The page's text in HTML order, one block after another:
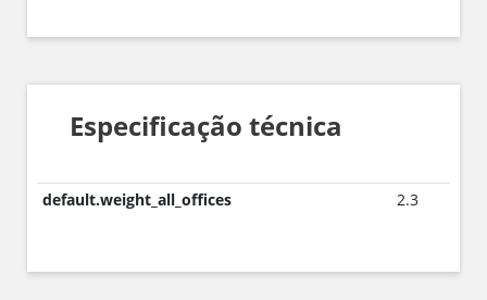
Especificação técnica
default.weight_all_offices 2.3